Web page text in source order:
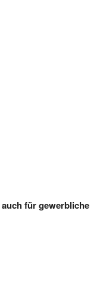
auch für gewerbliche